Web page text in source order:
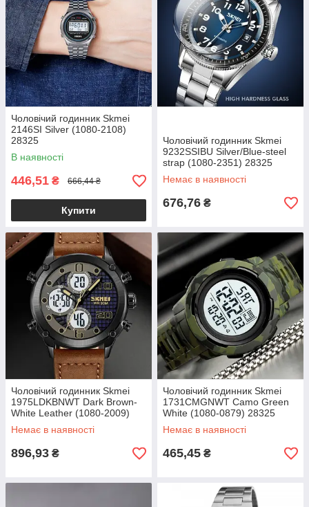
Чоловічий годинник Skmei
2146SI Silver (1080-2108)
28325
В наявності
446,51 ₴ 666,44 ₴
Купити
Чоловічий годинник Skmei
9232SSIBU Silver/Blue-steel
strap (1080-2351) 28325
Немає в наявності
676,76 ₴
Чоловічий годинник Skmei
1975LDKBNWT Dark Brown-
White Leather (1080-2009)
28325
Немає в наявності
896,93 ₴
Чоловічий годинник Skmei
1731CMGNWT Camo Green
White (1080-0879) 28325
Немає в наявності
465,45 ₴